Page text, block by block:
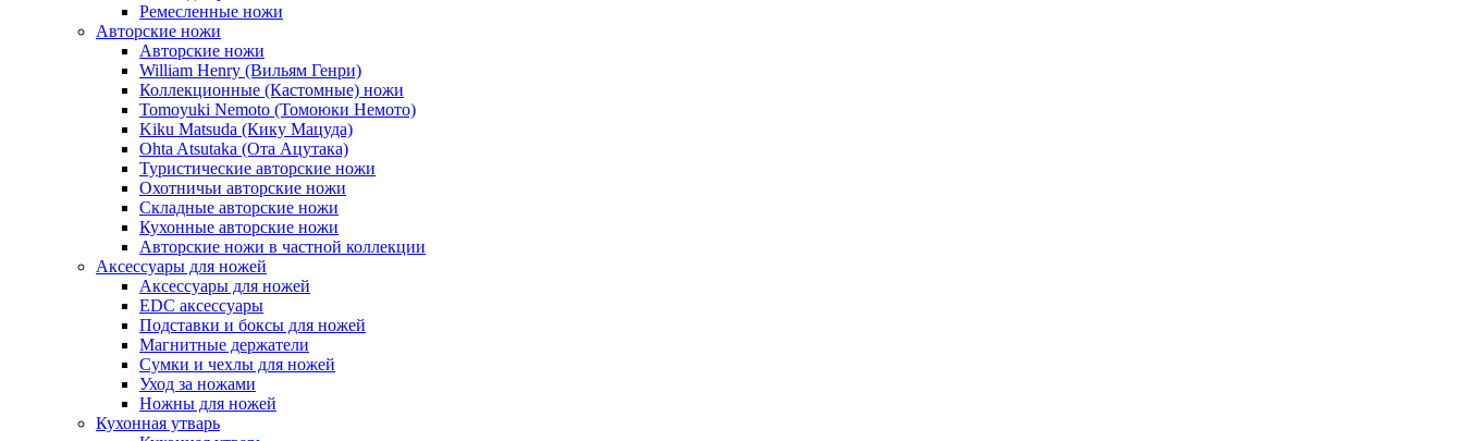
Ремесленные ножи
Авторские ножи
Авторские ножи
William Henry (Вильям Генри)
Коллекционные (Кастомные) ножи
Tomoyuki Nemoto (Томоюки Немото)
Kiku Matsuda (Кику Мацуда)
Ohta Atsutaka (Ота Ацутака)
Туристические авторские ножи
Охотничьи авторские ножи
Складные авторские ножи
Кухонные авторские ножи
Авторские ножи в частной коллекции
Аксессуары для ножей
Аксессуары для ножей
EDC аксессуары
Подставки и боксы для ножей
Магнитные держатели
Сумки и чехлы для ножей
Уход за ножами
Ножны для ножей
Кухонная утварь